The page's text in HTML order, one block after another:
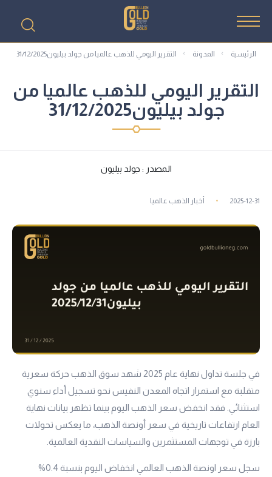
الرئيسية المدونة التقرير اليومي للذهب عالميا من جولد بيليون31/12/2025
التقرير اليومي للذهب عالميا من
جولد بيليون31/12/2025
المصدر : جولد بيليون
2025-12-31 أخبار الذهب عالميا
في جلسة تداول نهاية عام 2025 شهد سوق الذهب حركة سعرية
متقلبة مع استمرار اتجاه المعدن النفيس نحو تسجيل أداء سنوي
استثنائي. فقد انخفض سعر الذهب اليوم بينما تظهر بيانات نهاية
العام ارتفاعات تاريخية في سعر أونصة الذهب، ما يعكس تحولات
بارزة في توجهات المستثمرين والسياسات النقدية العالمية.
سجل سعر اونصة الذهب العالمي انخفاض اليوم بنسبة 0.4%